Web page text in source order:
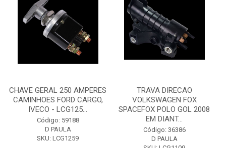
CHAVE GERAL 250 AMPERES
CAMINHOES FORD CARGO,
IVECO - LCG125...
Código: 59188
D PAULA
SKU: LCG1259
TRAVA DIRECAO
VOLKSWAGEN FOX
SPACEFOX POLO GOL 2008
EM DIANT...
Código: 36386
D PAULA